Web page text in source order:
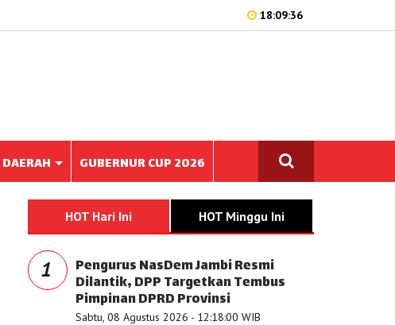
18:09:36
DAERAH GUBERNUR CUP 2026
HOT Hari Ini HOT Minggu Ini
1 Pengurus NasDem Jambi Resmi
Dilantik, DPP Targetkan Tembus
Pimpinan DPRD Provinsi
Sabtu, 08 Agustus 2026 - 12:18:00 WIB